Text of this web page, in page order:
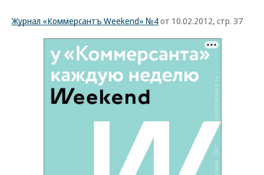
Журнал «Коммерсантъ Weekend» №4от 10.02.2012, стр. 37